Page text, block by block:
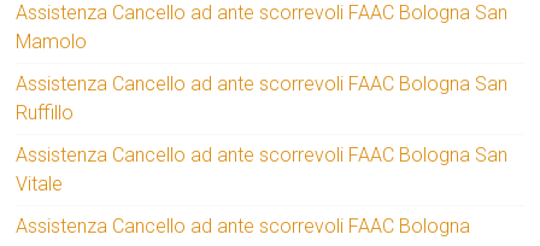
Assistenza Cancello ad ante scorrevoli FAAC Bologna San
Mamolo
Assistenza Cancello ad ante scorrevoli FAAC Bologna San
Ruffillo
Assistenza Cancello ad ante scorrevoli FAAC Bologna San
Vitale
Assistenza Cancello ad ante scorrevoli FAAC Bologna